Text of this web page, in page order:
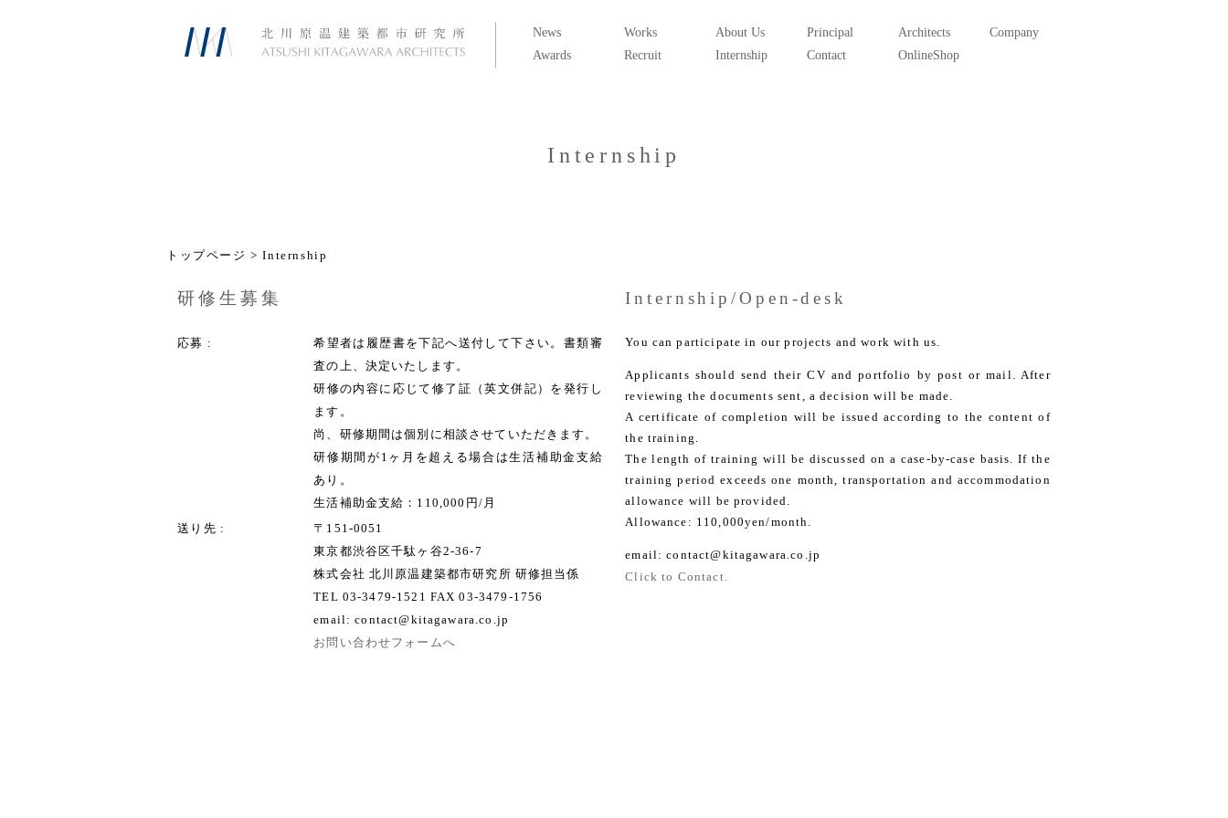
News Works About Us Principal Architects
Company
Awards
Recruit Internship Contact OnlineShop
Internship
トップページ > Internship
研修生募集
応募
希望者は履歴書を下記へ送付して下さい。書類審
査の上、決定いたします。
研修の内容に応じて修了証（英文併記）を発行し
ます。
尚、研修期間は個別に相談させていただきます。
研修期間が1ヶ月を超える場合は生活補助金支給
あり。
生活補助金支給：110,000円/月
送り先
〒151-0051
東京都渋谷区千駄ヶ谷2-36-7
株式会社 北川原温建築都市研究所 研修担当係
TEL 03-3479-1521 FAX 03-3479-1756
email: contact@kitagawara.co.jp
お問い合わせフォームへ
Internship/Open-desk
You can participate in our projects and work with us.
Applicants should send their CV and portfolio by post or mail. After
reviewing the documents sent, a decision will be made.
A certificate of completion will be issued according to the content of
the training.
The length of training will be discussed on a case-by-case basis. If the
training period exceeds one month, transportation and accommodation
allowance will be provided.
Allowance: 110,000yen/month.
email: contact@kitagawara.co.jp
Click to Contact.